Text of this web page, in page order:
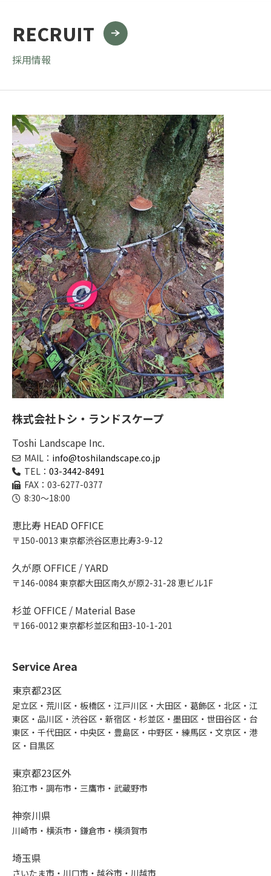
RECRUIT
採用情報
株式会社トシ・ランドスケープ
Toshi Landscape Inc.
MAIL： info@toshilandscape.co.jp
TEL： 03-3442-8491
FAX：03-6277-0377
8:30～18:00
恵比寿 HEAD OFFICE
〒150-0013 東京都渋谷区恵比寿3-9-12
久が原 OFFICE / YARD
〒146-0084 東京都大田区南久が原2-31-28 恵ビル1F
杉並 OFFICE / Material Base
〒166-0012 東京都杉並区和田3-10-1-201
Service Area
東京都23区
足立区・荒川区・板橋区・江戸川区・大田区・葛飾区・北区・江
東区・品川区・渋谷区・新宿区・杉並区・墨田区・世田谷区・台
東区・千代田区・中央区・豊島区・中野区・練馬区・文京区・港
区・目黒区
東京都23区外
狛江市・調布市・三鷹市・武蔵野市
神奈川県
川崎市・横浜市・鎌倉市・横須賀市
埼玉県
さいたま市・川口市・越谷市・川越市